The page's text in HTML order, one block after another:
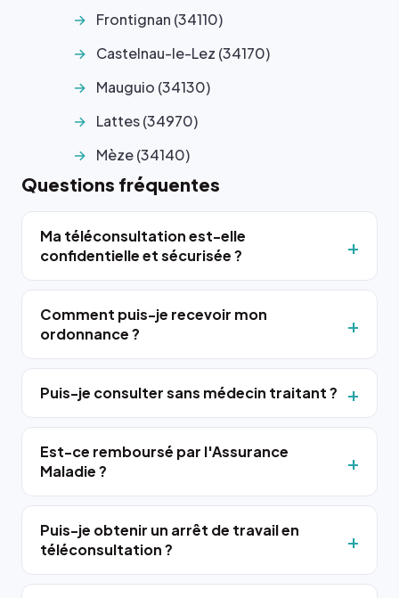
Frontignan (34110)
Castelnau-le-Lez (34170)
Mauguio (34130)
Lattes (34970)
Mèze (34140)
Questions fréquentes
Ma téléconsultation est-elle
confidentielle et sécurisée ?
Comment puis-je recevoir mon
ordonnance ?
Puis-je consulter sans médecin traitant ?
Est-ce remboursé par l'Assurance
Maladie ?
Puis-je obtenir un arrêt de travail en
téléconsultation ?